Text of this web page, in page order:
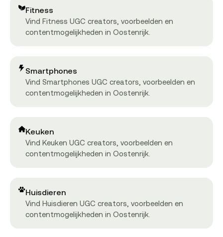
Fitness
Vind Fitness UGC creators, voorbeelden en
contentmogelijkheden in Oostenrijk.
Smartphones
Vind Smartphones UGC creators, voorbeelden en
contentmogelijkheden in Oostenrijk.
Keuken
Vind Keuken UGC creators, voorbeelden en
contentmogelijkheden in Oostenrijk.
Huisdieren
Vind Huisdieren UGC creators, voorbeelden en
contentmogelijkheden in Oostenrijk.